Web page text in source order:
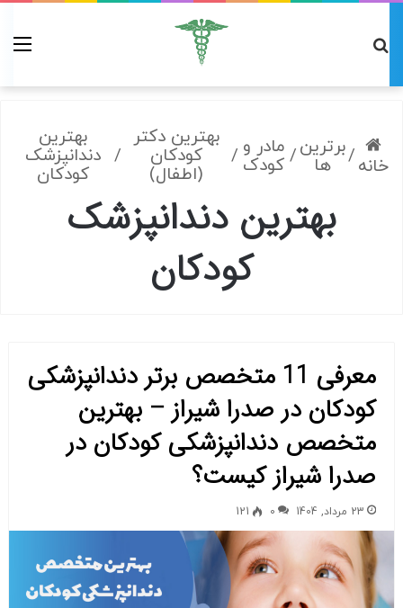
خانه/برترین
ها / مادر و
کودک /
بهترین دکتر
کودکان
(اطفال)
/
بهترین
دندانپزشک
کودکان
بهترین دندانپزشک
کودکان
معرفی 11 متخصص برتر دندانپزشکی
کودکان در صدرا شیراز – بهترین
متخصص دندانپزشکی کودکان در
صدرا شیراز کیست؟
23 مرداد, 1404 0
121